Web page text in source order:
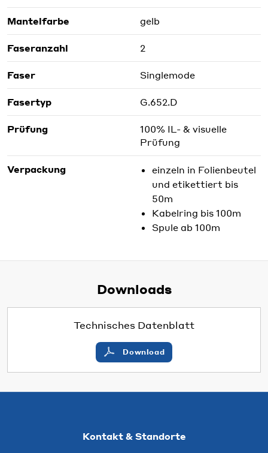
Mantelfarbe gelb
Faseranzahl 2
Faser Singlemode
Fasertyp G.652.D
Prüfung
100% IL- & visuelle
Prüfung
Verpackung
einzeln in Folienbeutel
und etikettiert bis
50m
Kabelring bis 100m
Spule ab 100m
Downloads
Technisches Datenblatt
Download
Kontakt & Standorte